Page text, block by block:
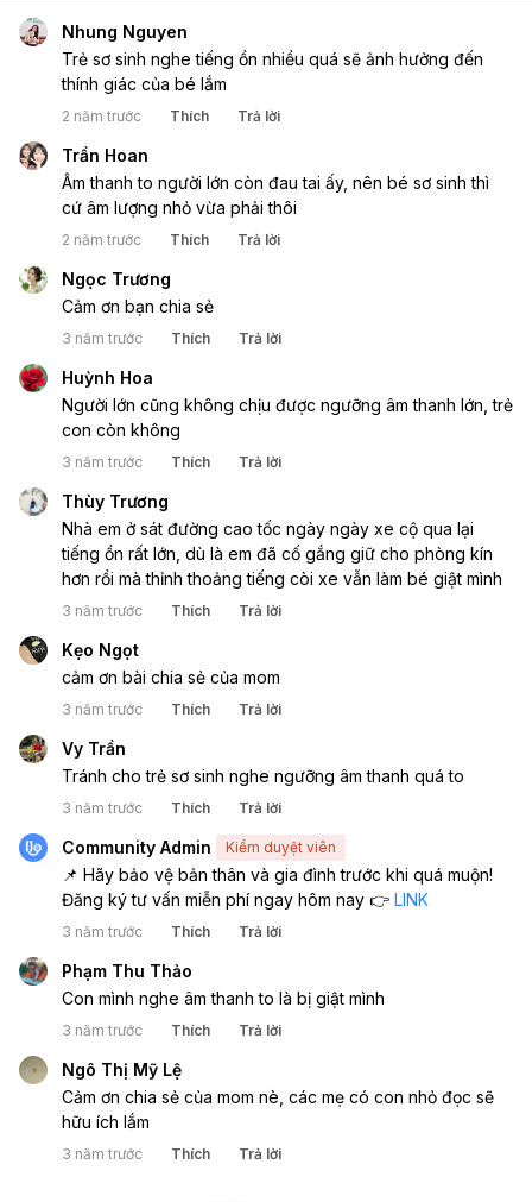
Nhung Nguyen
Trẻ sơ sinh nghe tiếng ồn nhiều quá sẽ ảnh hưởng đến
thính giác của bé lắm
2 năm trước Thích Trả lời
Trần Hoan
Âm thanh to người lớn còn đau tai ấy, nên bé sơ sinh thì
cứ âm lượng nhỏ vừa phải thôi
2 năm trước Thích Trả lời
Ngọc Trương
Cảm ơn bạn chia sẻ
3 năm trước Thích Trả lời
Huỳnh Hoa
Người lớn cũng không chịu được ngưỡng âm thanh lớn, trẻ
con còn không
3 năm trước Thích Trả lời
Thùy Trương
Nhà em ở sát đường cao tốc ngày ngày xe cộ qua lại
tiếng ồn rất lớn, dù là em đã cố gắng giữ cho phòng kín
hơn rồi mà thỉnh thoảng tiếng còi xe vẫn làm bé giật mình
3 năm trước Thích Trả lời
Kẹo Ngọt
cảm ơn bài chia sẻ của mom
3 năm trước Thích Trả lời
Vy Trần
Tránh cho trẻ sơ sinh nghe ngưỡng âm thanh quá to
3 năm trước Thích Trả lời
Community Admin Kiểm duyệt viên
📌 Hãy bảo vệ bản thân và gia đình trước khi quá muộn!
Đăng ký tư vấn miễn phí ngay hôm nay 👉 LINK
3 năm trước Thích Trả lời
Phạm Thu Thảo
Con mình nghe âm thanh to là bị giật mình
3 năm trước Thích Trả lời
Ngô Thị Mỹ Lệ
Cảm ơn chia sẻ của mom nè, các mẹ có con nhỏ đọc sẽ
hữu ích lắm
3 năm trước Thích Trả lời